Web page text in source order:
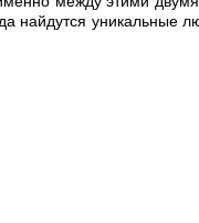
найдутся уникальные